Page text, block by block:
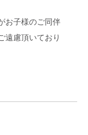
お子様のご同伴
遠慮頂いており